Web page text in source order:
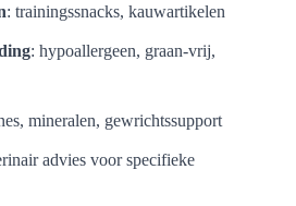
: trainingssnacks, kauwartikelen
: hypoallergeen, graan-vrij,
mineralen, gewrichtssupport
advies voor specifieke